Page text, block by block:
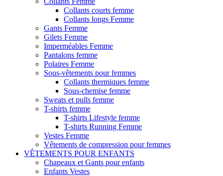
Collants courts femme
Collants longs Femme
Gants Femme
Gilets Femme
Imperméables Femme
Pantalons femme
Polaires Femme
Sous-vêtements pour femmes
Collants thermiques femme
Sous-chemise femme
Sweats et pulls femme
T-shirts femme
T-shirts Lifestyle femme
T-shirts Running Femme
Vestes Femme
Vêtements de compression pour femmes
VÊTEMENTS POUR ENFANTS
Chapeaux et Gants pour enfants
Enfants Vestes